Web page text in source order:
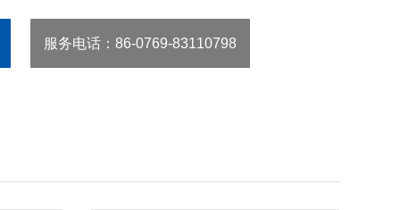
服务电话 ：86-0769-83110798